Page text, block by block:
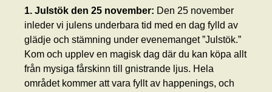
1. Julstök den 25 november: Den 25 november
inleder vi julens underbara tid med en dag fylld av
glädje och stämning under evenemanget ”Julstök.”
Kom och upplev en magisk dag där du kan köpa allt
från mysiga fårskinn till gnistrande ljus. Hela
området kommer att vara fyllt av happenings, och